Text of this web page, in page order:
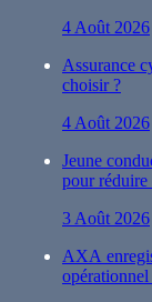
4 Août 2026
Assurance
choisir ?
4 Août 2026
Jeune
pour réduire
3 Août 2026
AXA
opérationnel